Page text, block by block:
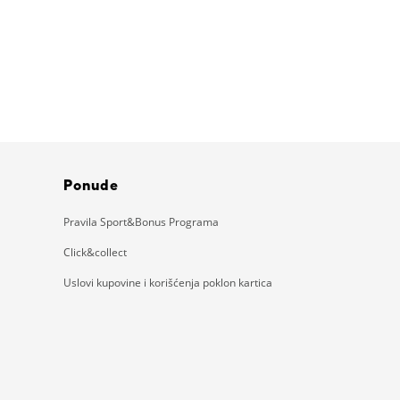
Ponude
Pravila Sport&Bonus Programa
Click&collect
Uslovi kupovine i korišćenja poklon kartica